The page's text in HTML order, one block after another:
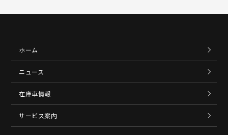
ホーム
ニュース
在庫車情報
サービス案内